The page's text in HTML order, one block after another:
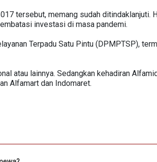
tersebut, memang sudah ditindaklanjuti.
investasi di masa pandemi.
Terpadu Satu Pintu (DPMPTSP),
atau lainnya. Sedangkan kehadiran
Alfamart dan Indomaret.